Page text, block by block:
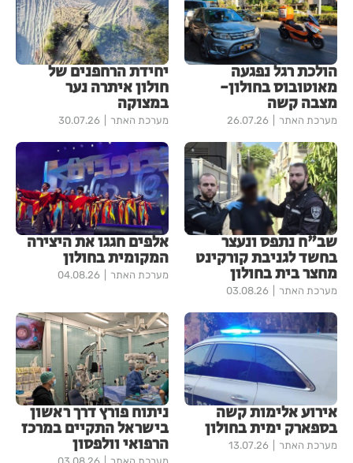
הולכת רגל נפגעה
מאוטובוס בחולון-
מצבה קשה
מערכת האתר 26.07.26
יחידת הרחפנים של
חולון איתרה נער
במצוקה
מערכת האתר 30.07.26
שב"ח נתפס ונעצר
בחשד לגניבת קורקינט
מחצר בית בחולון
מערכת האתר 03.08.26
אלפים חגגו את היצירה
המקומית בחולון
מערכת האתר 04.08.26
אירוע אלימות קשה
בספארק ימית בחולון
מערכת האתר 13.07.26
ניתוח פורץ דרך ראשון
בישראל התקיים במרכז
הרפואי וולפסון